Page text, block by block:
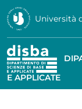
Università
E APPLICATE